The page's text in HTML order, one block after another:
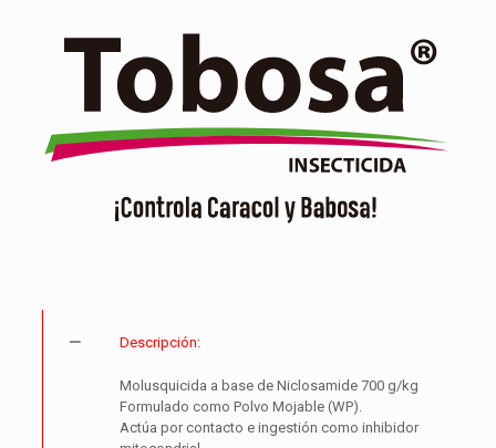
Descripción:
Molusquicida a base de Niclosamide 700 g/kg
Formulado como Polvo Mojable (WP).
Actúa por contacto e ingestión como inhibidor